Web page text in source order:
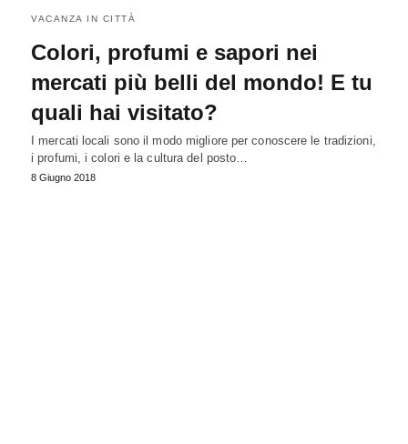
VACANZA IN CITTÀ
Colori, profumi e sapori nei
mercati più belli del mondo! E tu
quali hai visitato?
I mercati locali sono il modo migliore per conoscere le tradizioni,
i profumi, i colori e la cultura del posto…
8 Giugno 2018